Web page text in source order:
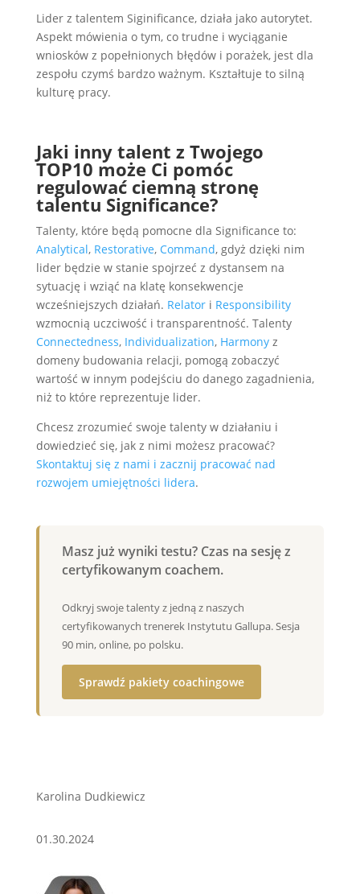
Lider z talentem Siginificance, działa jako autorytet.
Aspekt mówienia o tym, co trudne i wyciąganie
wniosków z popełnionych błędów i porażek, jest dla
zespołu czymś bardzo ważnym. Kształtuje to silną
kulturę pracy.
Jaki inny talent z Twojego
TOP10 może Ci pomóc
regulować ciemną stronę
talentu Significance?
Talenty, które będą pomocne dla Significance to:
Analytical, Restorative, Command, gdyż dzięki nim
lider będzie w stanie spojrzeć z dystansem na
sytuację i wziąć na klatę konsekwencje
wcześniejszych działań. Relatori Responsibility
wzmocnią uczciwość i transparentność. Talenty
Connectedness, Individualization, Harmonyz
domeny budowania relacji, pomogą zobaczyć
wartość w innym podejściu do danego zagadnienia,
niż to które reprezentuje lider.
Chcesz zrozumieć swoje talenty w działaniu i
dowiedzieć się, jak z nimi możesz pracować?
Skontaktuj się z nami i zacznij pracować nad
rozwojem umiejętności lidera.
Masz już wyniki testu? Czas na sesję z
certyfikowanym coachem.
Odkryj swoje talenty z jedną z naszych
certyfikowanych trenerek Instytutu Gallupa. Sesja
90 min, online, po polsku.
Sprawdź pakiety coachingowe
Karolina Dudkiewicz
01.30.2024